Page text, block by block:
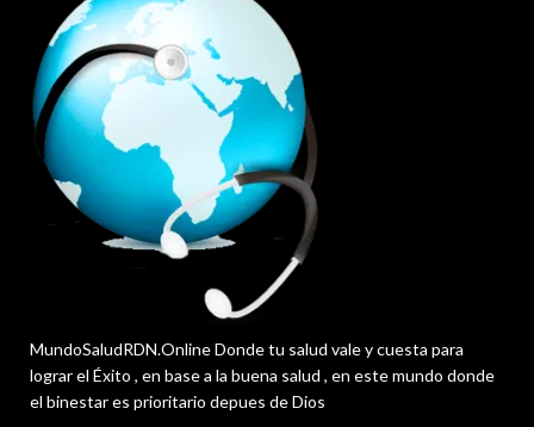
MundoSaludRDN.Online Donde tu salud vale y cuesta para
lograr el Éxito , en base a la buena salud , en este mundo donde
el binestar es prioritario depues de Dios